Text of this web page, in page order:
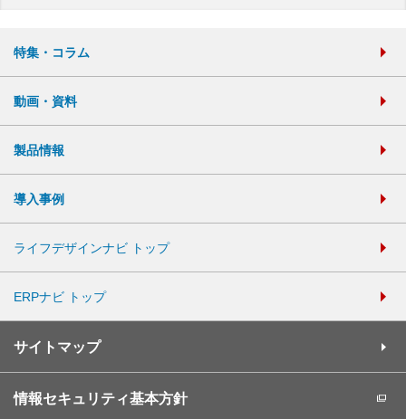
特集・コラム
動画・資料
製品情報
導入事例
ライフデザインナビ トップ
ERPナビ トップ
サイトマップ
情報セキュリティ基本方針